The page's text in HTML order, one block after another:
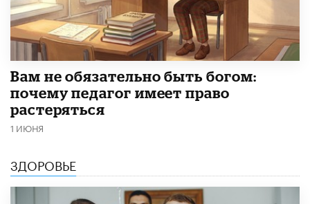
​Вам не обязательно быть богом:
почему педагог имеет право
растеряться
1 ИЮНЯ
ЗДОРОВЬЕ